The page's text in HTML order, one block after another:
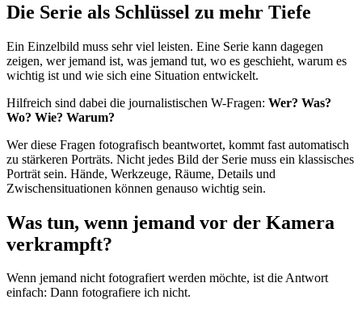
Die Serie als Schlüssel zu mehr Tiefe
Ein Einzelbild muss sehr viel leisten. Eine Serie kann dagegen
zeigen, wer jemand ist, was jemand tut, wo es geschieht, warum es
wichtig ist und wie sich eine Situation entwickelt.
Hilfreich sind dabei die journalistischen W-Fragen: Wer? Was?
Wo? Wie? Warum?
Wer diese Fragen fotografisch beantwortet, kommt fast automatisch
zu stärkeren Porträts. Nicht jedes Bild der Serie muss ein klassisches
Porträt sein. Hände, Werkzeuge, Räume, Details und
Zwischensituationen können genauso wichtig sein.
Was tun, wenn jemand vor der Kamera
verkrampft?
Wenn jemand nicht fotografiert werden möchte, ist die Antwort
einfach: Dann fotografiere ich nicht.